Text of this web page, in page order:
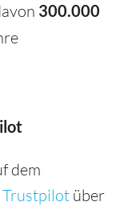
300.000
dem
über